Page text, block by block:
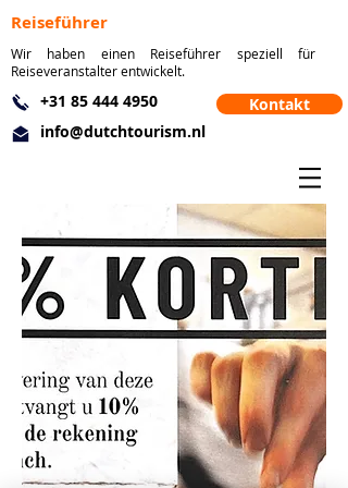
Reiseführer
Wir haben einen Reiseführer speziell für
Reiseveranstalter entwickelt.
+31 85 444 4950
info@dutchtourism.nl
Kontakt